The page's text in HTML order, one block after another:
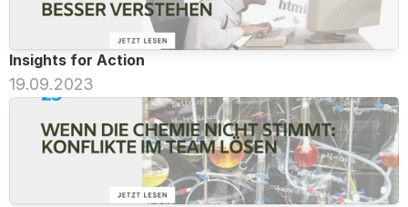
Insights for Action
19.09.2023